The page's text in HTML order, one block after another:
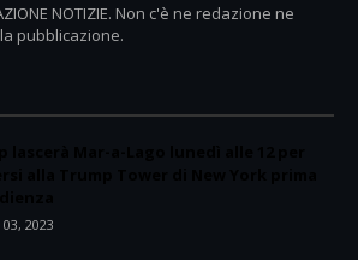
NOTIZIE. Non c'è ne redazione ne
pubblicazione.
2023